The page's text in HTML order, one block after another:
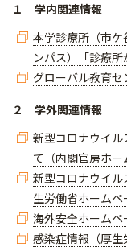
１ 学内関連情報
本学診療所（市
ンパス）「診療所
グローバル教育セ
２ 学外関連情報
新型コロナウイ
て（内閣官房ホー
新型コロナウイ
生労働省ホームペ
海外安全ホームペ
感染症情報（厚生